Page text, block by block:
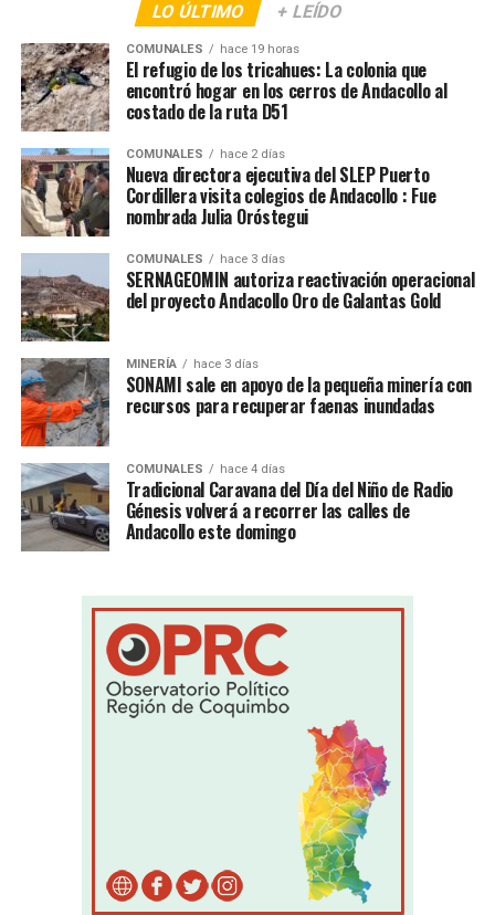
LO ÚLTIMO + LEÍDO
COMUNALES hace 19 horas
El refugio de los tricahues: La colonia que
encontró hogar en los cerros de Andacollo al
costado de la ruta D51
COMUNALES hace 2 días
Nueva directora ejecutiva del SLEP Puerto
Cordillera visita colegios de Andacollo : Fue
nombrada Julia Oróstegui
COMUNALES hace 3 días
SERNAGEOMIN autoriza reactivación operacional
del proyecto Andacollo Oro de Galantas Gold
MINERÍA hace 3 días
SONAMI sale en apoyo de la pequeña minería con
recursos para recuperar faenas inundadas
COMUNALES hace 4 días
Tradicional Caravana del Día del Niño de Radio
Génesis volverá a recorrer las calles de
Andacollo este domingo